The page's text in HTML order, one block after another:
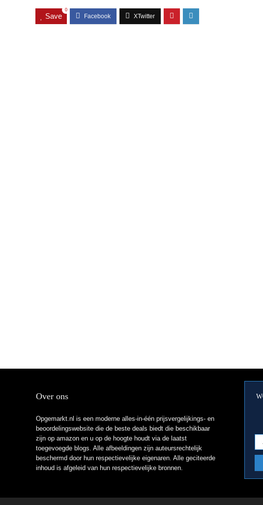
Save
0
Over ons
Opgemarkt.nl is een moderne alles-in-één prijsvergelijkings- en
beoordelingswebsite die de beste deals biedt die beschikbaar
zijn op amazon en u op de hoogte houdt via de laatst
toegevoegde blogs. Alle afbeeldingen zijn auteursrechtelijk
beschermd door hun respectievelijke eigenaren. Alle geciteerde
inhoud is afgeleid van hun respectievelijke bronnen.